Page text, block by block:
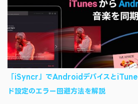
「iSyncr」でAndroidデバイスと
ド設定のエラー回避方法を解説